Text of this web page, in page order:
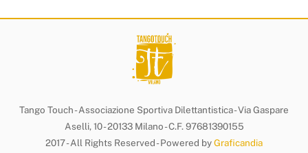
Tango Touch - Associazione Sportiva Dilettantistica - Via Gaspare
Aselli, 10 - 20133 Milano - C.F. 97681390155
2017 - All Rights Reserved - Powered byGraficandia